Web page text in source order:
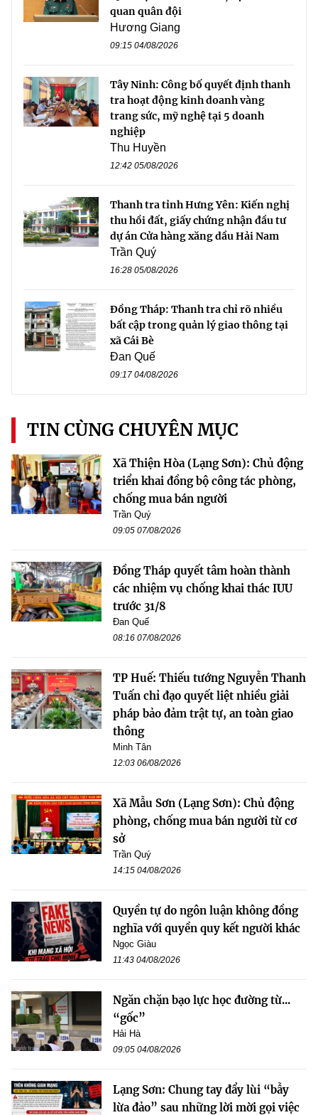
quan quân đội
Hương Giang
09:15 04/08/2026
Tây Ninh: Công bố quyết định thanh
tra hoạt động kinh doanh vàng
trang sức, mỹ nghệ tại 5 doanh
nghiệp
Thu Huyền
12:42 05/08/2026
Thanh tra tỉnh Hưng Yên: Kiến nghị
thu hồi đất, giấy chứng nhận đầu tư
dự án Cửa hàng xăng dầu Hải Nam
Trần Quý
16:28 05/08/2026
Đồng Tháp: Thanh tra chỉ rõ nhiều
bất cập trong quản lý giao thông tại
xã Cái Bè
Đan Quế
09:17 04/08/2026
TIN CÙNG CHUYÊN MỤC
Xã Thiện Hòa (Lạng Sơn): Chủ động
triển khai đồng bộ công tác phòng,
chống mua bán người
Trần Quý
09:05 07/08/2026
Đồng Tháp quyết tâm hoàn thành
các nhiệm vụ chống khai thác IUU
trước 31/8
Đan Quế
08:16 07/08/2026
TP Huế: Thiếu tướng Nguyễn Thanh
Tuấn chỉ đạo quyết liệt nhiều giải
pháp bảo đảm trật tự, an toàn giao
thông
Minh Tân
12:03 06/08/2026
Xã Mẫu Sơn (Lạng Sơn): Chủ động
phòng, chống mua bán người từ cơ
sở
Trần Quý
14:15 04/08/2026
Quyền tự do ngôn luận không đồng
nghĩa với quyền quy kết người khác
Ngọc Giàu
11:43 04/08/2026
Ngăn chặn bạo lực học đường từ...
“gốc”
Hải Hà
09:05 04/08/2026
Lạng Sơn: Chung tay đẩy lùi “bẫy
lừa đảo” sau những lời mời gọi việc